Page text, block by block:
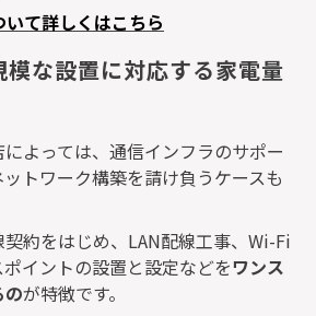
いて詳しくはこちら
な設置に対応する家電量
よっては、通信インフラのサポー
トワーク構築を請け負うケースも
約をはじめ、 LAN配線工事、 Wi-Fi
イントの設置と設定などをワンス
のが特徴です。